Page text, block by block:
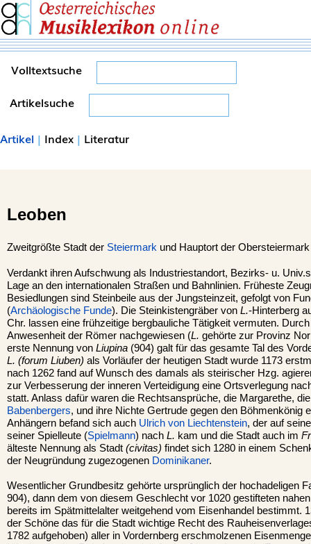
Volltextsuche
Artikelsuche
Artikel | Index | Literatur
Leoben
Zweitgrößte Stadt der Steiermark und Hauptort der Obersteiermark
Verdankt ihren Aufschwung als Industriestandort, Bezirks- u.
Lage an den internationalen Straßen und Bahnlinien. Früheste
Besiedlungen sind Steinbeile aus der Jungsteinzeit, gefolgt von
(Archäologische Funde). Die Steinkistengräber von L.-Hinterberg
Chr. lassen eine frühzeitige bergbauliche Tätigkeit vermuten.
Anwesenheit der Römer nachgewiesen (L. gehörte zur Provinz
erste Nennung von Liupina (904) galt für das gesamte Tal des
L. (forum Liuben) als Vorläufer der heutigen Stadt wurde 1173
nach 1262 fand auf Wunsch des damals als steirischer Hzg.
zur Verbesserung der inneren Verteidigung eine Ortsverlegung
statt. Anlass dafür waren die Rechtsansprüche, die Margarethe,
Babenbergers, und ihre Nichte Gertrude gegen den Böhmenkönig
Anhängern befand sich auch Ulrich von Liechtenstein, der auf
seiner Spielleute (Spielmann) nach L. kam und die Stadt auch im
älteste Nennung als Stadt (civitas) findet sich 1280 in einem
der Neugründung zugezogenen Dominikaner.
Wesentlicher Grundbesitz gehörte ursprünglich der hochadeligen
904), dann dem von diesem Geschlecht vor 1020 gestifteten
bereits im Spätmittelalter weitgehend vom Eisenhandel bestimmt.
der Schöne das für die Stadt wichtige Recht des
1782 aufgehoben) aller in Vordernberg erschmolzenen